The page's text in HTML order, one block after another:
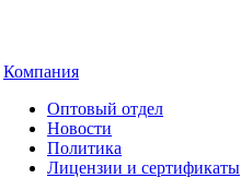
Компания
Оптовый отдел
Новости
Политика
Лицензии и сертификаты